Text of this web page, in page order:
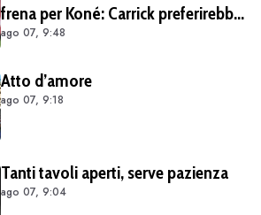
frena per Koné: Carrick preferirebbe
altri profili
ago 07, 9:48
Atto d’amore
ago 07, 9:18
Tanti tavoli aperti, serve pazienza
ago 07, 9:04